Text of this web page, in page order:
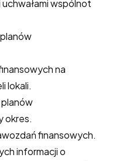
wspólnot
na
lokali.
okres.
finansowych.
informacji o